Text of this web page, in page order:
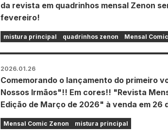
da revista em quadrinhos mensal Zenon
fevereiro!
mistura principal quadrinhos zenon Mensal
2026.01.26
Comemorando o lançamento do primeiro
Nossos Irmãos"!! Em cores!! "Revista
Edição de Março de 2026" à venda em 26
Mensal Comic Zenon mistura principal